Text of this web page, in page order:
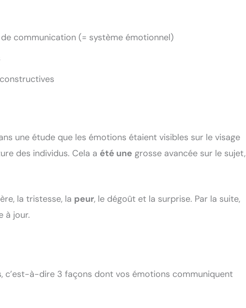
communication (= système émotionnel)
une étude que les émotions étaient visibles sur le visage
des individus. Cela a été une grosse avancée sur le sujet,
la tristesse, la peur, le dégoût et la surprise. Par la suite,
à jour.
c’est-à-dire 3 façons dont vos émotions communiquent